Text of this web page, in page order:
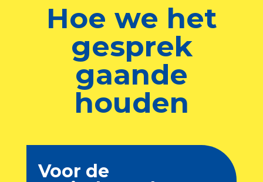
Hoe we het
gesprek
gaande
houden
Voor de